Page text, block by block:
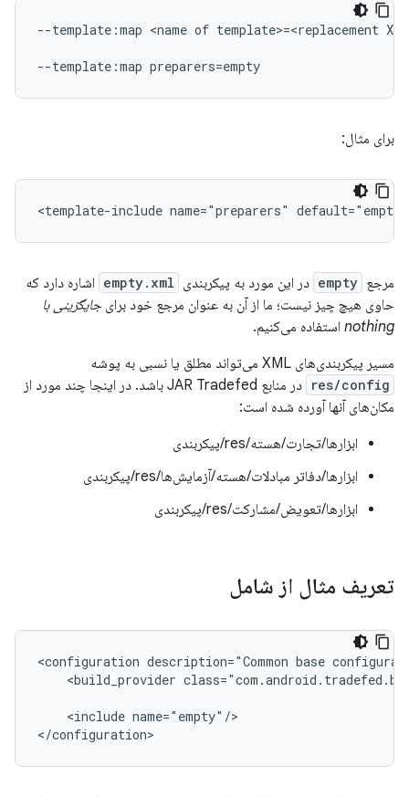
--template:map <name of template>=<replacement
برای مثال:
مرجع empty در این مورد به پیکربندی empty.xml اشاره دارد که
حاوی هیچ چیز نیست؛ ما از آن به عنوان مرجع خود برای جایگزینی با
nothing استفاده می‌کنیم.
مسیر پیکربندی‌های XML می‌تواند مطلق یا نسبی به پوشه
res/config
در منابع JAR Tradefed باشد. در اینجا چند مورد از
مکان‌های آنها آورده شده است:
ابزارها/تجارت/هسته/res/پیکربندی
ابزارها/دفاتر مبادلات/هسته/آزمایش‌ها/res/پیکربندی
ابزارها/تعویض/مشارکت/res/پیکربندی
تعریف مثال از شامل
<configuration description="Common base
<build_provider
<include name="empty"/>